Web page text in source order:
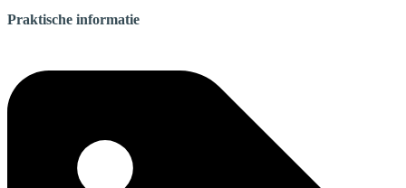
Praktische informatie